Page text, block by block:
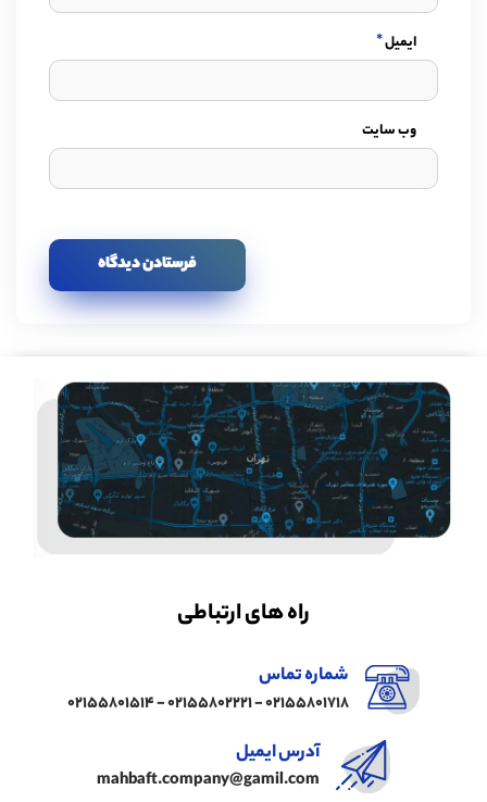
ایمیل*
وب سایت
راه های ارتباطی
شماره تماس
02155801718 - 02155802221 - 02155801514
آدرس ایمیل
mahbaft.company@gamil.com